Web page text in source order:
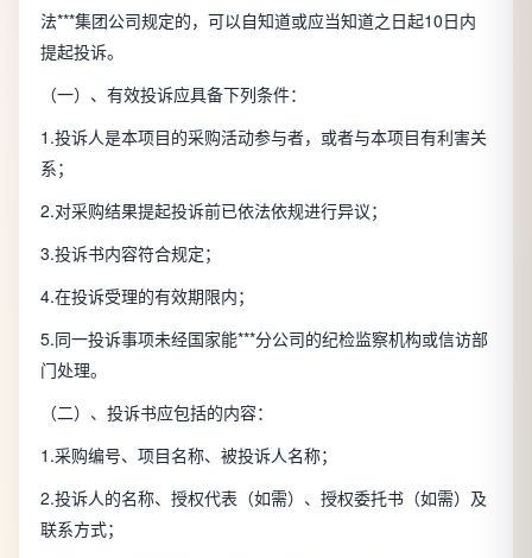
法***集团公司规定的，可以自知道或应当知道之日起10日内
提起投诉。
（一）、有效投诉应具备下列条件：
1.投诉人是本项目的采购活动参与者，或者与本项目有利害关
系；
2.对采购结果提起投诉前已依法依规进行异议；
3.投诉书内容符合规定；
4.在投诉受理的有效期限内；
5.同一投诉事项未经国家能***分公司的纪检监察机构或信访部
门处理。
（二）、投诉书应包括的内容：
1.采购编号、项目名称、被投诉人名称；
2.投诉人的名称、授权代表（如需）、授权委托书（如需）及
联系方式；